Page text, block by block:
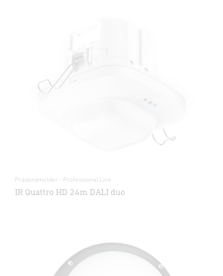
Präsenzmelder - Professional Line
IR Quattro HD 24m DALI duo